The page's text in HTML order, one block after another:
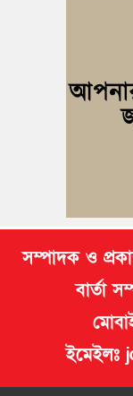
ব্রাহ্মণপাড়ায়
সম্পাদক ও
বার্তা
ইমেইলঃ